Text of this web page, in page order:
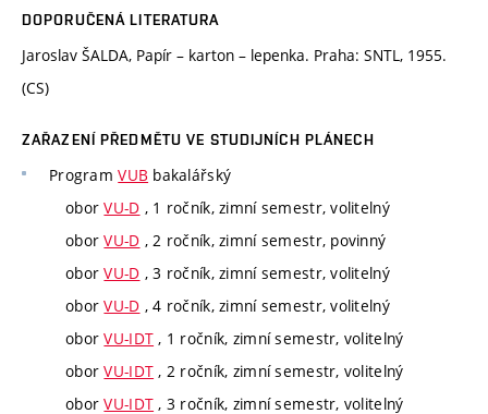
DOPORUČENÁ LITERATURA
Jaroslav ŠALDA, Papír – karton – lepenka. Praha: SNTL, 1955.
(CS)
ZAŘAZENÍ PŘEDMĚTU VE STUDIJNÍCH PLÁNECH
ProgramVUB bakalářský
oborVU-D , 1 ročník, zimní semestr, volitelný
oborVU-D , 2 ročník, zimní semestr, povinný
oborVU-D , 3 ročník, zimní semestr, volitelný
oborVU-D , 4 ročník, zimní semestr, volitelný
oborVU-IDT , 1 ročník, zimní semestr, volitelný
oborVU-IDT , 2 ročník, zimní semestr, volitelný
oborVU-IDT , 3 ročník, zimní semestr, volitelný